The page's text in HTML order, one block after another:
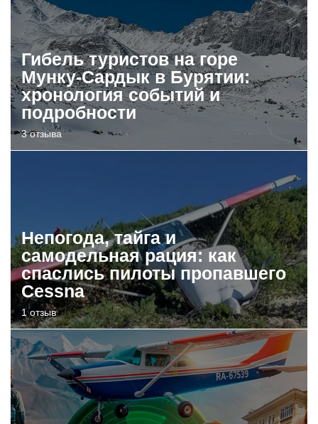
Гибель туристов на горе
Мунку-Сардык в Бурятии:
хронология событий и
подробности
3 отзыва
Непогода, тайга и
самодельная рация: как
спаслись пилоты пропавшего
Cessna
1 отзыв